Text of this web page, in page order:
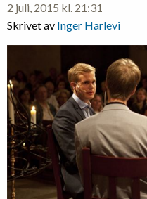
2 juli, 2015 kl. 21:31
Skrivet av Inger Harlevi